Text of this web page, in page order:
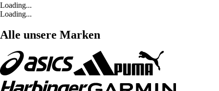
Loading...
Loading...
Alle unsere Marken